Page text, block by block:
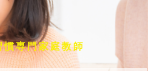
専門家庭教師